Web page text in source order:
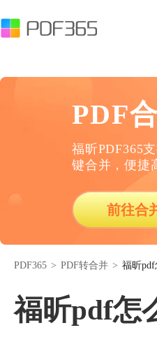
PDF
福昕PDF365
键合并，便捷
前往合
PDF365 > PDF转合并 > 福昕
福昕pdf怎